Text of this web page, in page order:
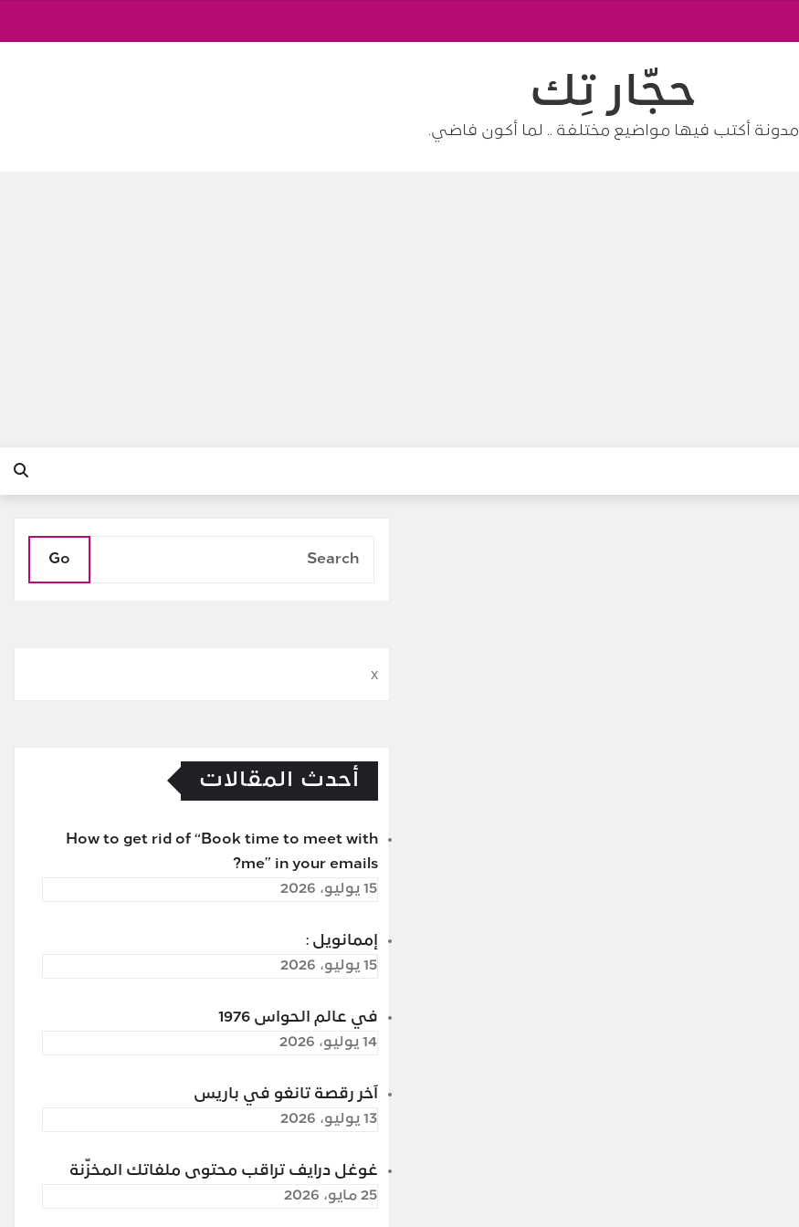
حجّار تِك
مدونة أكتب فيها مواضيع مختلفة .. لما أكون فاضي.
Go
x
أحدث المقالات
How to get rid of “Book time to meet with
me” in your emails?
15 يوليو، 2026
إممانويل :
15 يوليو، 2026
في عالم الحواس 1976
14 يوليو، 2026
آخر رقصة تانغو في باريس
13 يوليو، 2026
غوغل درايف تراقب محتوى ملفاتك المخزّنة
25 مايو، 2026